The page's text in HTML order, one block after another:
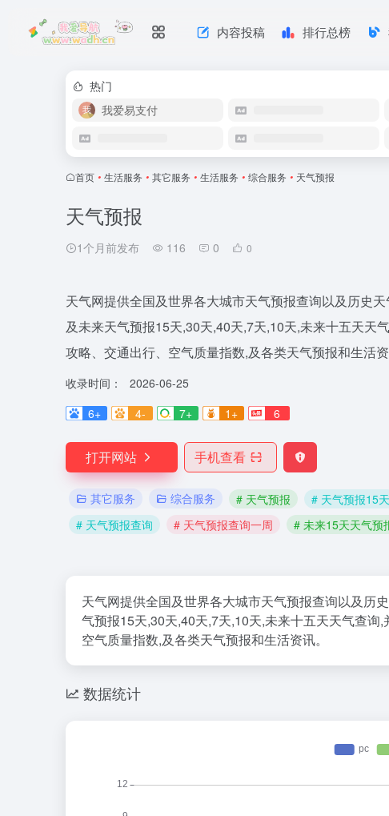
内容投稿 排行总榜
热门
我爱易支付
首页 • 生活服务 • 其它服务 • 生活服务 • 综合服务 • 天气预报
天气预报
1个月前发布 116 0 0
天气网提供全国及世界各大城市天气预报查询以及历史
及未来天气预报15天,30天,40天,7天,10天,未来十五天天
攻略、交通出行、空气质量指数,及各类天气预报和生活资
收录时间：
2026-06-25
6+
4- 7+ 1+ 6
打开网站 手机查看
其它服务 综合服务 # 天气预报 # 天气预报15天
# 天气预报查询
# 天气预报查询一周 # 未来15天天气预
天气网提供全国及世界各大城市天气预报查询以及历
气预报15天,30天,40天,7天,10天,未来十五天天气查询
空气质量指数,及各类天气预报和生活资讯。
数据统计